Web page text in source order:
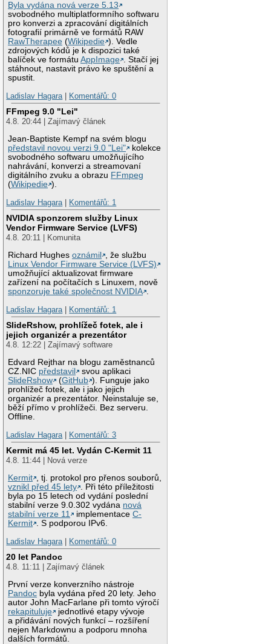
Byla vydána nová verze 5.13
svobodného multiplatformního softwaru
pro konverzi a zpracování digitálních
fotografií primárně ve formátů RAW
RawTherapee (Wikipedie ). Vedle
zdrojových kódů je k dispozici také
balíček ve formátuAppImage . Stačí jej
stáhnout, nastavit právo ke spuštění a
spustit.
Ladislav Hagara
Komentářů: 0
FFmpeg 9.0 "Lei"
4.8. 20:44 | Zajímavý článek
Jean-Baptiste Kempf na svém blogu
představil novou verzi 9.0 "Lei"
kolekce
svobodného softwaru umožňujícího
nahrávání, konverzi a streamovaní
digitálního zvuku a obrazu FFmpeg
(Wikipedie ).
Ladislav Hagara
Komentářů: 1
NVIDIA sponzorem služby Linux
Vendor Firmware Service (LVFS)
4.8. 20:11 | Komunita
Richard Hughesoznámil
, že službu
Linux Vendor Firmware Service (LVFS)
umožňující aktualizovat firmware
zařízení na počítačích s Linuxem, nově
sponzoruje také společnost NVIDIA .
Ladislav Hagara | Komentářů: 1
SlideRshow, prohlížeč fotek, ale i
jejich organizér a prezentátor
4.8. 12:22 | Zajímavý software
Edvard Rejthar na blogu zaměstnanců
CZ.NIC představil
svou aplikaci
SlideRshow
(GitHub ). Funguje jako
prohlížeč fotek, ale i jako jejich
organizér a prezentátor. Neinstaluje se,
běží přímo v prohlížeči. Bez serveru.
Offline.
Ladislav Hagara | Komentářů: 3
Kermit má 45 let. Vydán C-Kermit 11
4.8. 11:44 | Nová verze
Kermit , tj. protokol pro přenos souborů,
vznikl před 45 lety . Při této příležitosti
byla po 15 letech od vydání poslední
stabilní verze 9.0.302 vydána nová
stabilní verze 11
implementaceC-
Kermit . S podporou IPv6.
Ladislav Hagara | Komentářů: 0
20 let Pandoc
4.8. 11:11 | Zajímavý článek
První verze konverzního nástroje
Pandoc byla vydána před 20 lety. Jeho
autor John MacFarlane při tomto výročí
rekapituluje
jednotlivé etapy vývoje
a přidávání nových funkcí – rozšíření
nejen Markdownu a podporu mnoha
dalších formátů.